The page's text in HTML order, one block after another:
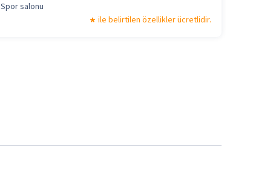
Spor salonu
ile belirtilen özellikler ücretlidir.